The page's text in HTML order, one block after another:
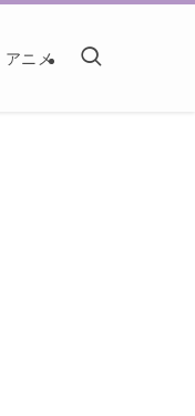
アニメ